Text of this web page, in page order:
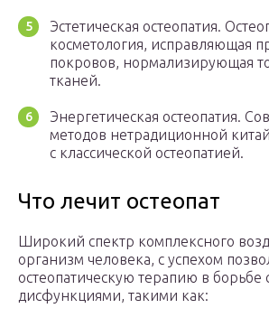
Эстетическая остеопатия.
косметология, исправляющая
покровов, нормализирующая
тканей.
Энергетическая остеопатия.
методов нетрадиционной
с классической остеопатией.
Что лечит остеопат
Широкий спектр комплексного
организм человека, с успехом
остеопатическую терапию в борьбе
дисфункциями, такими как: